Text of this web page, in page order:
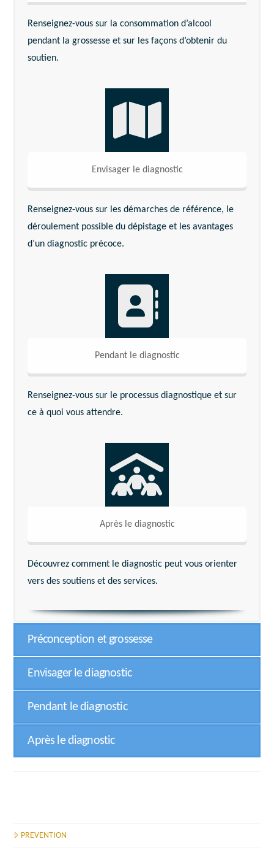
Renseignez-vous sur la consommation d’alcool
pendant la grossesse et sur les façons d’obtenir du
soutien.
Envisager le diagnostic
Renseignez-vous sur les démarches de référence, le
déroulement possible du dépistage et les avantages
d’un diagnostic précoce.
Pendant le diagnostic
Renseignez-vous sur le processus diagnostique et sur
ce à quoi vous attendre.
Après le diagnostic
Découvrez comment le diagnostic peut vous orienter
vers des soutiens et des services.
Préconception et grossesse
Envisager le diagnostic
Pendant le diagnostic
Après le diagnostic
PREVENTION